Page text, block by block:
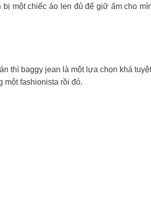
một chiếc áo len đủ để giữ ấm cho
thì baggy jean là một lựa chọn khá
một fashionista rồi đó.